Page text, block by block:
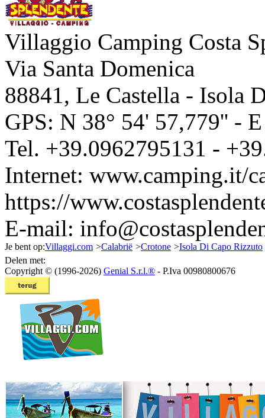
Villaggio Camping Costa
Via Santa Domenica
88841 , Le Castella - Isola
GPS: N 38° 54' 57,779'' -
Tel. +39.0962795131 -
Internet: www.camping.it/
https://
E-mail:
Je bent op:Villaggi.com >Calabrië >Crotone >Isola Di Capo Rizzuto
Delen met:
Copyright © (1996-2026) Genial S.r.l.® - P.Iva 00980800676